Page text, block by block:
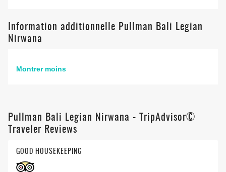
Information additionnelle Pullman Bali Legian
Nirwana
Montrer moins
Pullman Bali Legian Nirwana - TripAdvisor©
Traveler Reviews
GOOD HOUSEKEEPING